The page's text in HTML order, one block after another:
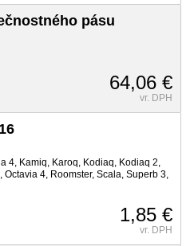
pásu
64,06 €
vr. DPH
4, Kamiq, Karoq, Kodiaq, Kodiaq 2,
Octavia 4, Roomster, Scala, Superb 3,
1,85 €
vr. DPH